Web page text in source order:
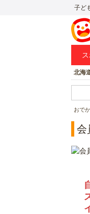
子ど
北海
おで
会